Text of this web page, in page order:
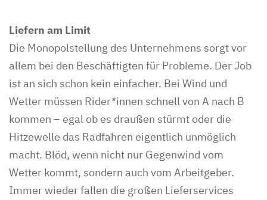
Liefern am Limit
Die Monopolstellung des Unternehmens sorgt vor
allem bei den Beschäftigten für Probleme. Der Job
ist an sich schon kein einfacher. Bei Wind und
Wetter müssen Rider*innen schnell von A nach B
kommen – egal ob es draußen stürmt oder die
Hitzewelle das Radfahren eigentlich unmöglich
macht. Blöd, wenn nicht nur Gegenwind vom
Wetter kommt, sondern auch vom Arbeitgeber.
Immer wieder fallen die großen Lieferservices